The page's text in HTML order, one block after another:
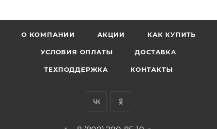
О КОМПАНИИ АКЦИИ КАК КУПИТЬ
УСЛОВИЯ ОПЛАТЫ ДОСТАВКА
ТЕХПОДДЕРЖКА КОНТАКТЫ